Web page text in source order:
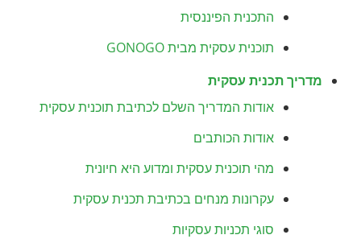
התכנית הפיננסית
תוכנית עסקית מבית GONOGO
מדריך תכנית עסקית
אודות המדריך השלם לכתיבת תוכנית עסקית
אודות הכותבים
מהי תוכנית עסקית ומדוע היא חיונית
עקרונות מנחים בכתיבת תכנית עסקית
סוגי תכניות עסקיות